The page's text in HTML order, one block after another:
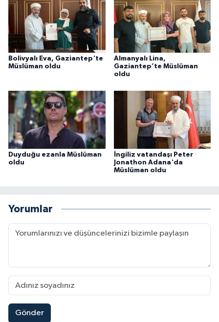
Bolivyalı Eva, Gaziantep'te
Müslüman oldu
Almanyalı Lina,
Gaziantep’te Müslüman
oldu
Duyduğu ezanla Müslüman
oldu
İngiliz vatandaşı Peter
Jonathon Adana'da
Müslüman oldu
Yorumlar
Gönder
Karaman Müftülüğü
Kars Müftülüğü
Kastamonu Müftülüğü
Kilis Müftülüğü
Kırıkkale Müftülüğü
Kocaeli Müftülüğü
Konya Müftülüğü
Malatya Müftülüğü
Manisa Müftülüğü